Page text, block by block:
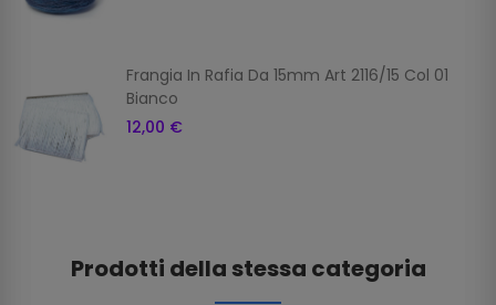
Frangia In Rafia Da 15mm Art 2116/15 Col 01
Bianco
12,00 €
Prodotti della stessa categoria